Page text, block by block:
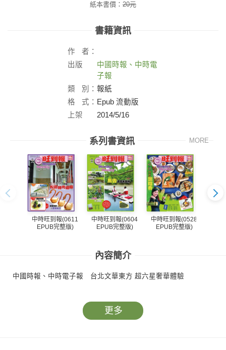
紙本書價： 20元
書籍資訊
作
者：
出版
中國時報、中時電
子報
類
別： 報紙
格
式： Epub 流動版
上架
2014/5/16
系列書資訊 MORE
中時旺到報(0611
EPUB完整版)
中時旺到報(0604
EPUB完整版)
中時旺到報(0528
EPUB完整版)
內容簡介
中國時報、中時電子報 台北文華東方 超六星奢華體驗
更多